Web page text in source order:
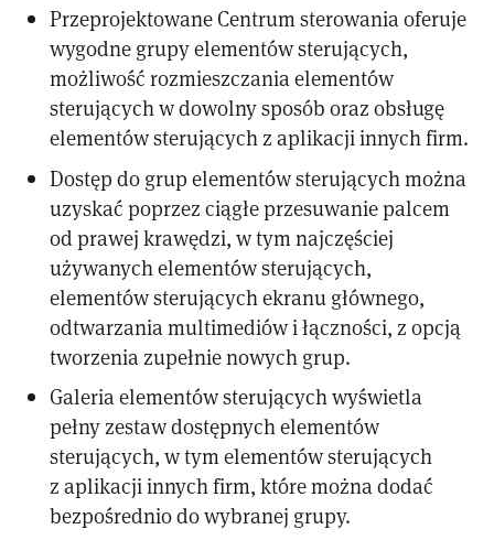
Przeprojektowane Centrum sterowania oferuje
wygodne grupy elementów sterujących,
możliwość rozmieszczania elementów
sterujących w dowolny sposób oraz obsługę
elementów sterujących z aplikacji innych firm.
Dostęp do grup elementów sterujących można
uzyskać poprzez ciągłe przesuwanie palcem
od prawej krawędzi, w tym najczęściej
używanych elementów sterujących,
elementów sterujących ekranu głównego,
odtwarzania multimediów i łączności, z opcją
tworzenia zupełnie nowych grup.
Galeria elementów sterujących wyświetla
pełny zestaw dostępnych elementów
sterujących, w tym elementów sterujących
z aplikacji innych firm, które można dodać
bezpośrednio do wybranej grupy.